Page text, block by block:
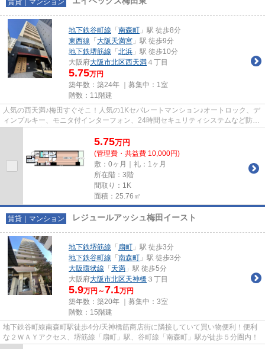
賃貸｜マンション
地下鉄谷町線 「 南森町 」駅 徒歩8分
東西線 「 大阪天満宮 」駅 徒歩9分
地下鉄堺筋線 「 北浜 」駅 徒歩10分
大阪府大阪市北区西天満 ４丁目
5.75万円
築年数：築24年 ｜募集中： 1室
階数：11階建
人気の西天満♪梅田すぐそこ！人気の1Kセパレートマンション♪オートロック、デ
ィンプルキー、モニタ付インターフォン、24時間セキュリティシステムなど防犯
5.75万円
(管理費・共益費 10,000円)
敷：0ヶ月｜礼：1ヶ月
所在階：3階
間取り：1K
面積：25.76㎡
賃貸｜マンション レジュールアッシュ梅田イースト
地下鉄堺筋線 「 扇町 」駅 徒歩3分
地下鉄谷町線 「 南森町 」駅 徒歩3分
大阪環状線 「 天満 」駅 徒歩5分
大阪府大阪市北区天神橋 ３丁目
5.9万円～7.1万円
築年数：築20年 ｜募集中： 3室
階数：15階建
地下鉄谷町線南森町駅徒歩4分/天神橋筋商店街に隣接していて買い物便利！便利
な２ＷＡＹアクセス、堺筋線「扇町」駅、谷町線「南森町」駅が徒歩５分圏内！